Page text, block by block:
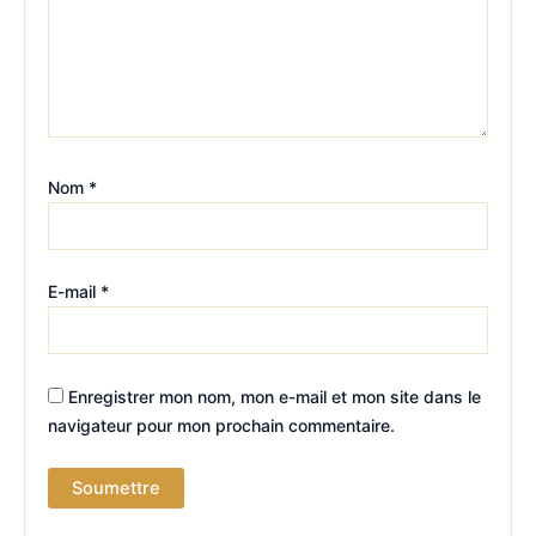
Nom *
E-mail *
Enregistrer mon nom, mon e-mail et mon site dans le
navigateur pour mon prochain commentaire.